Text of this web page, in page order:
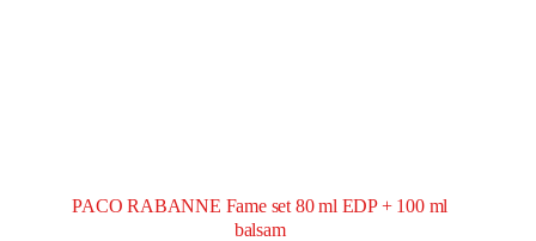
PACO RABANNE Fame set 80 ml EDP + 100 ml
balsam